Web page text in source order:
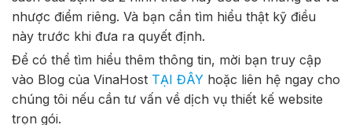
nhược điểm riêng. Và bạn cần tìm hiểu thật kỹ điều
này trước khi đưa ra quyết định.
Để có thể tìm hiểu thêm thông tin, mời bạn truy cập
vào Blog của VinaHost TẠI ĐÂY hoặc liên hệ ngay cho
chúng tôi nếu cần tư vấn về dịch vụ thiết kế website
trọn gói.